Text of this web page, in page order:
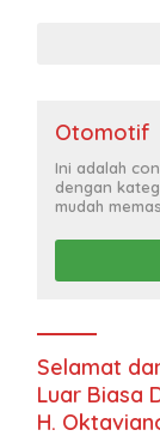
Otomotif
Ini adalah
dengan
mudah
Selamat
Luar Biasa
H.